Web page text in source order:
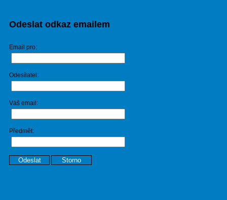
Odeslat odkaz emailem
Email pro:
Odesílatel:
Váš email:
Předmět:
Odeslat Storno